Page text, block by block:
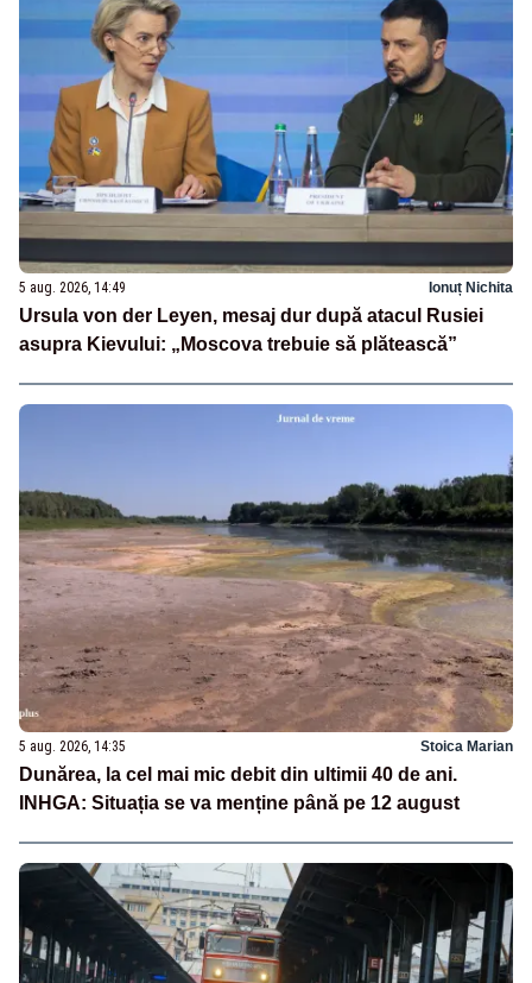
5 aug. 2026, 14:49 Ionuț Nichita
Ursula von der Leyen, mesaj dur după atacul Rusiei
asupra Kievului: „Moscova trebuie să plătească”
5 aug. 2026, 14:35 Stoica Marian
Dunărea, la cel mai mic debit din ultimii 40 de ani.
INHGA: Situația se va menține până pe 12 august